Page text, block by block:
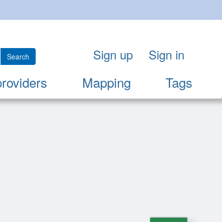
Mapping Tags
Search Sign up Sign in